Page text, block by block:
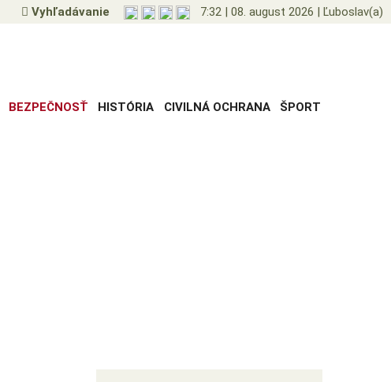
Vyhľadávanie 7:32 | 08. august 2026 | Ľuboslav(a)
BEZPEČNOSŤ HISTÓRIA CIVILNÁ OCHRANA ŠPORT